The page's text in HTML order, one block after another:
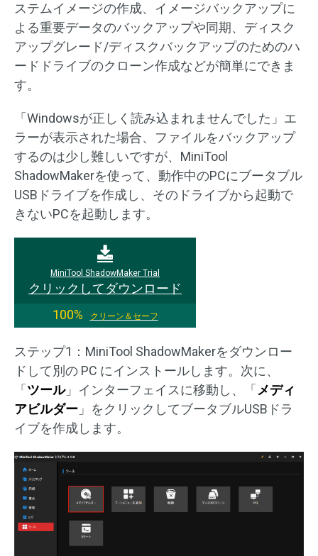
ステムイメージの作成、イメージバックアップに
よる重要データのバックアップや同期、ディスク
アップグレード/ディスクバックアップのためのハ
ードドライブのクローン作成などが簡単にできま
す。
「Windowsが正しく読み込まれませんでした」エ
ラーが表示された場合、ファイルをバックアップ
するのは少し難しいですが、MiniTool
ShadowMakerを使って、動作中のPCにブータブル
USBドライブを作成し、そのドライブから起動で
きないPCを起動します。
MiniTool ShadowMaker Trial
クリックしてダウンロード
100%
クリーン＆セーフ
ステップ1：MiniTool ShadowMakerをダウンロー
ドして別の PC にインストールします。次に、
「 ツール」インターフェイスに移動し、「 メディ
アビルダー 」をクリックしてブータブルUSBドラ
イブを作成します。